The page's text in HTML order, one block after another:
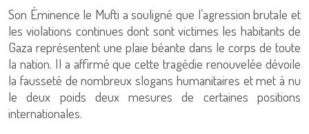
Son Éminence le Mufti a souligné que l’agression brutale et
les violations continues dont sont victimes les habitants de
Gaza représentent une plaie béante dans le corps de toute
la nation. Il a affirmé que cette tragédie renouvelée dévoile
la fausseté de nombreux slogans humanitaires et met à nu
le deux poids deux mesures de certaines positions
internationales.